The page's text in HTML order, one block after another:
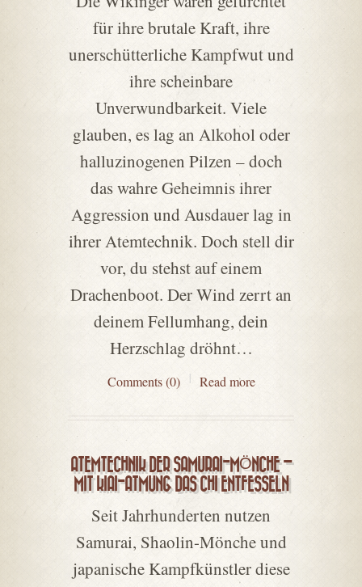
für ihre brutale Kraft, ihre
unerschütterliche Kampfwut und
ihre scheinbare
Unverwundbarkeit. Viele
glauben, es lag an Alkohol oder
halluzinogenen Pilzen – doch
das wahre Geheimnis ihrer
Aggression und Ausdauer lag in
ihrer Atemtechnik. Doch stell dir
vor, du stehst auf einem
Drachenboot. Der Wind zerrt an
deinem Fellumhang, dein
Herzschlag dröhnt…
Comments (0) Read more
ATEMTECHNIK DER SAMURAI-MÖNCHE –
MIT KIAI-ATMUNG DAS CHI ENTFESSELN
Seit Jahrhunderten nutzen
Samurai, Shaolin-Mönche und
japanische Kampfkünstler diese